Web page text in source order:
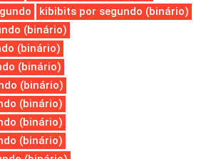
kibibits por segundo (binário)
(binário)
(binário)
(binário)
(binário)
(binário)
(binário)
(binário)